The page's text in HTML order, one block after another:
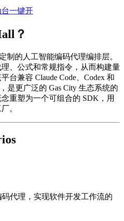
一键开
？
制的人工智能编码代理编排层。
、公式和常规指令，从而构建量
台兼容 Claude Code、Codex 和
是更广泛的 Gas City 生态系统的
重塑为一个可组合的 SDK，用
。
代理，实现软件开发工作流的